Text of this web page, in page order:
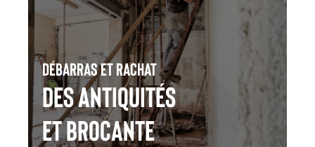
Débarras et rachat
des antiquités
et brocante